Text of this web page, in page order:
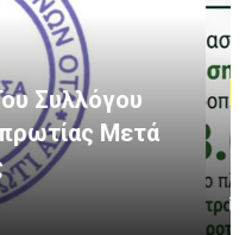
Για Αγροτική
Ηγουμενίτσας